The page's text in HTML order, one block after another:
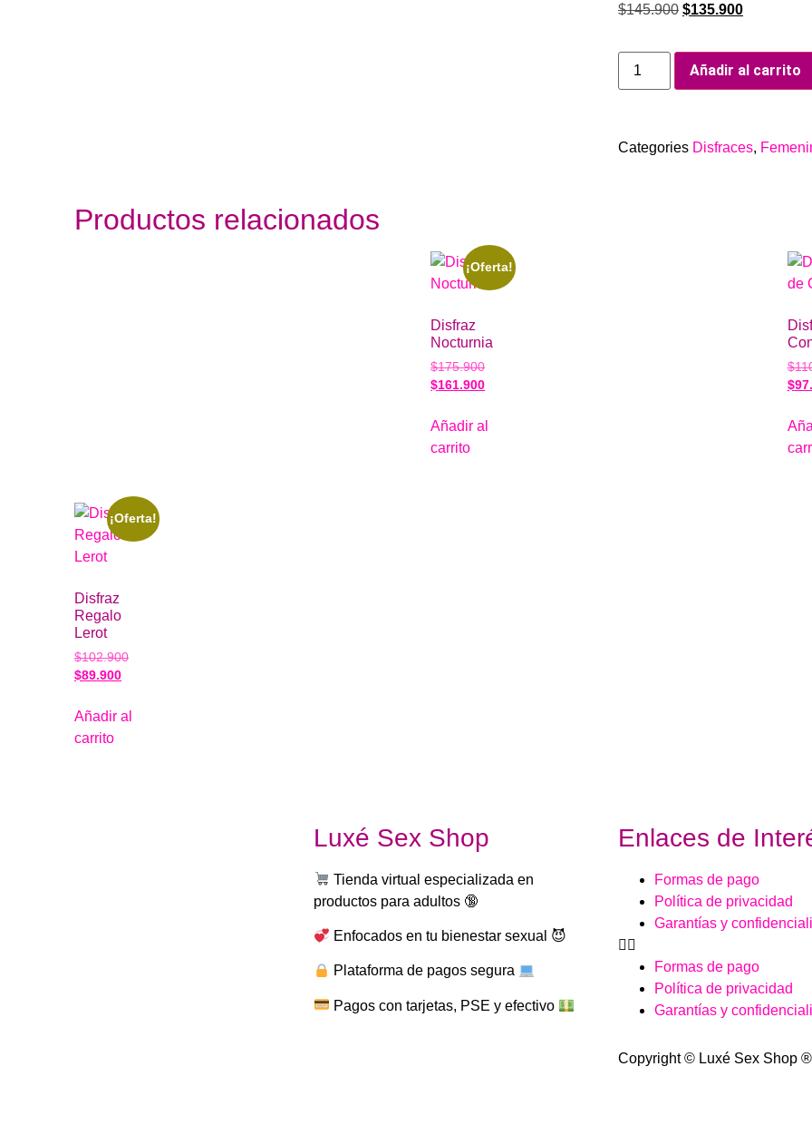
$145.900 $135.900
Añadir al carrito
Categories Disfraces,
Productos relacionados
¡Oferta!
Disfraz
Nocturnia
$175.900
$161.900
Añadir al
carrito
$
$
¡Oferta!
Disfraz
Regalo
Lerot
$102.900
$89.900
Añadir al
carrito
Luxé Sex Shop
Tienda virtual especializada en
productos para adultos 🔞
Enfocados en tu bienestar sexual 😈
Plataforma de pagos segura
Pagos con tarjetas, PSE y efectivo
Enlaces de
Formas de pago
Política de privacidad
Garantías y
Formas de pago
Política de privacidad
Garantías y
Copyright © Luxé Sex Shop